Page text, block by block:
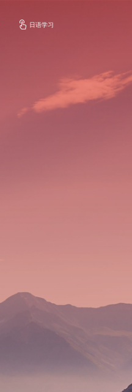
日语学习